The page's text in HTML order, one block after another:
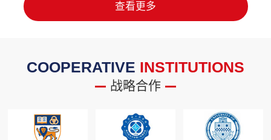
查看更多
COOPERATIVE INSTITUTIONS
战略合作